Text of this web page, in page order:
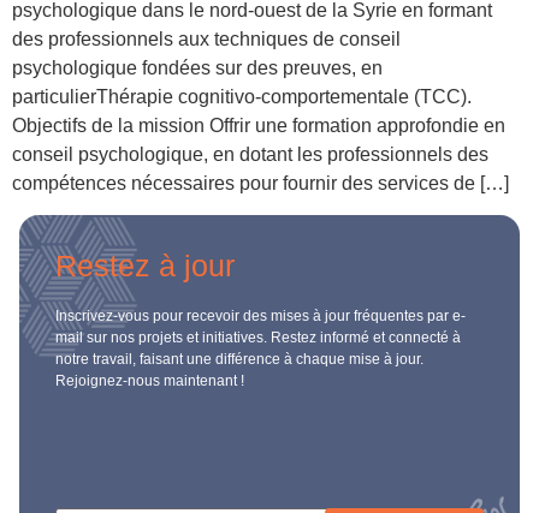
psychologique dans le nord-ouest de la Syrie en formant
des professionnels aux techniques de conseil
psychologique fondées sur des preuves, en
particulierThérapie cognitivo-comportementale (TCC).
Objectifs de la mission Offrir une formation approfondie en
conseil psychologique, en dotant les professionnels des
compétences nécessaires pour fournir des services de […]
Restez à jour
Inscrivez-vous pour recevoir des mises à jour fréquentes par e-
mail sur nos projets et initiatives. Restez informé et connecté à
notre travail, faisant une différence à chaque mise à jour.
Rejoignez-nous maintenant !